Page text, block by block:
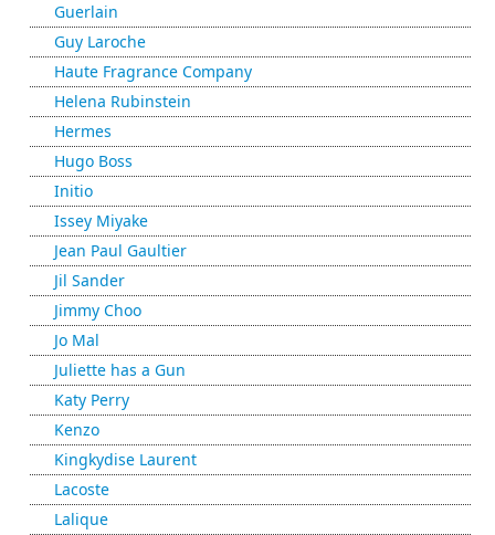
Guerlain
Guy Laroche
Haute Fragrance Company
Helena Rubinstein
Hermes
Hugo Boss
Initio
Issey Miyake
Jean Paul Gaultier
Jil Sander
Jimmy Choo
Jo Mal
Juliette has a Gun
Katy Perry
Kenzo
Kingkydise Laurent
Lacoste
Lalique